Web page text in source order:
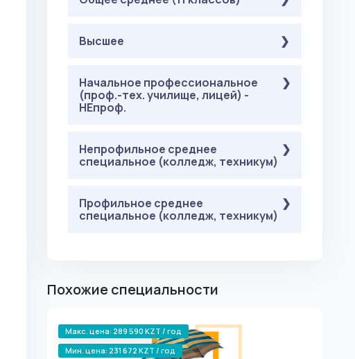
Обязательные
специализации: 60 баллов
Высшее
Обязательные( Онлайн-тест на
профпригодность ):
Профессиональное испытание по
Начальное профессиональное
(проф.-тех. училище, лицей) -
НЕпроф.
Обязательные ( Онлайн-тест на
профпригодность ):
Непрофильное среднее
специальное (колледж, техникум)
Обязательные( Онлайн-тест на
профпригодность ):
Профильное среднее
специальное (колледж, техникум)
Профессиональное испытание по
Похожие специальности
Макс. цена: 289 590 KZT / год
Мин. цена: 231 672 KZT / год